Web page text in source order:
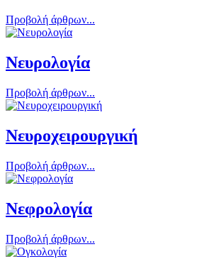
Προβολή άρθρων...
Νευρολογία
Προβολή άρθρων...
Νευροχειρουργική
Προβολή άρθρων...
Νεφρολογία
Προβολή άρθρων...